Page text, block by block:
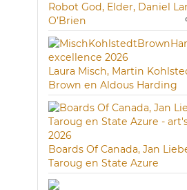
Robot God, Elder, Daniel
O’Brien
Laura Misch, Martin
Brown en Aldous Harding
Boards Of Canada, Jan
Taroug en State Azure